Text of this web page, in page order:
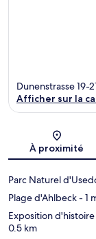
Dunenstrasse 19-
Afficher sur la
À proximité
Parc Naturel
Plage d'Ahlbeck- 1
Exposition
0.5 km